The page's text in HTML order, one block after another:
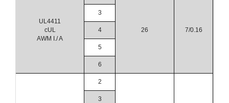
UL4411
cUL
AWM I./ A
26 7/0.16
3
4
5
6
2
3